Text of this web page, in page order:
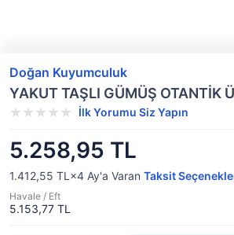
Doğan Kuyumculuk
YAKUT TAŞLI GÜMÜŞ OTANTİK
İlk Yorumu Siz Yapın
5.258,95 TL
1.412,55 TL×4 Ay'a Varan Taksit
Havale / Eft
5.153,77 TL